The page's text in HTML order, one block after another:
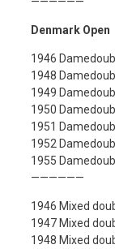
Denmark Open
1946
1948
1949
1950
1951
1952
1955
——————
1946 Mixed
1947 Mixed
1948 Mixed